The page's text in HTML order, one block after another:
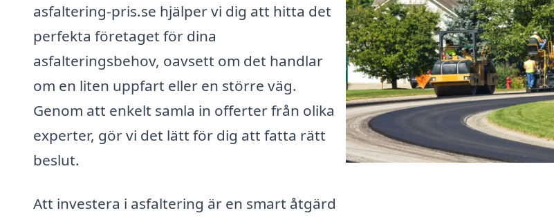
asfaltering-pris.se hjälper vi dig att hitta det
perfekta företaget för dina
asfalteringsbehov, oavsett om det handlar
om en liten uppfart eller en större väg.
Genom att enkelt samla in offerter från olika
experter, gör vi det lätt för dig att fatta rätt
beslut.
Att investera i asfaltering är en smart åtgärd